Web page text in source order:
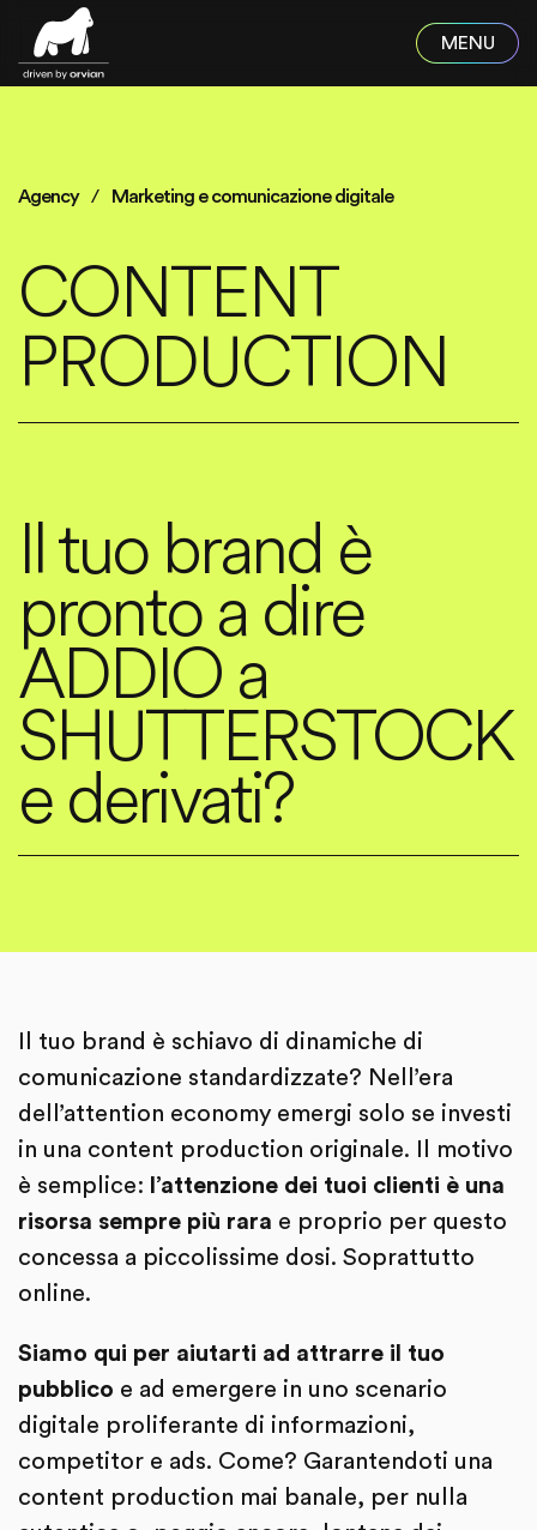
Skip to main content
Agency Marketing e comunicazione digitale
CONTENT
PRODUCTION
Il tuo brand è
pronto a dire
ADDIO a
SHUTTERSTOCK
e derivati?
Il tuo brand è schiavo di dinamiche di
comunicazione standardizzate? Nell’era
dell’attention economy emergi solo se investi
in una content production originale. Il motivo
è semplice: l’attenzione dei tuoi clienti è una
risorsa sempre più rara e proprio per questo
concessa a piccolissime dosi. Soprattutto
online.
Siamo qui per aiutarti ad attrarre il tuo
pubblico e ad emergere in uno scenario
digitale proliferante di informazioni,
competitor e ads. Come? Garantendoti una
content production mai banale, per nulla